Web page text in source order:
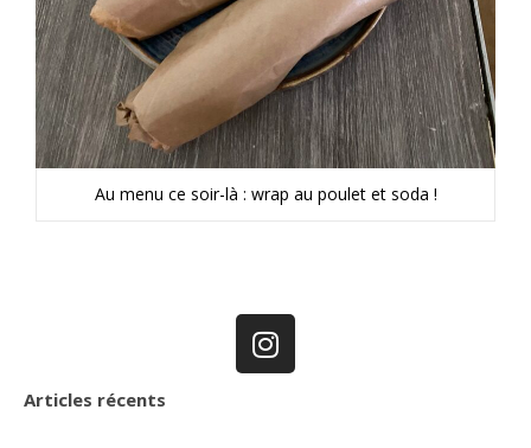
Au menu ce soir-là : wrap au poulet et soda !
Articles récents